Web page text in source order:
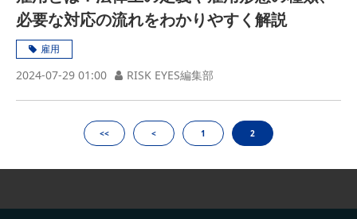
必要な対応の流れをわかりやすく解説
雇用
2024-07-29 01:00 RISK EYES編集部
<< < 1 2